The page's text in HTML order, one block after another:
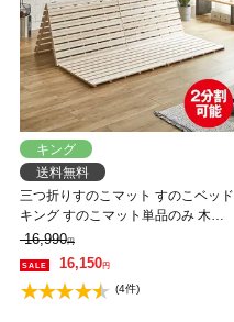
キング
送料無料
三つ折りすのこマット すのこベッド
キング すのこマット単品のみ 木製
桐 二分割可能 完成品 低ホルムアル
デヒド 布団が干せる
16,990円
16,150円
(4件)